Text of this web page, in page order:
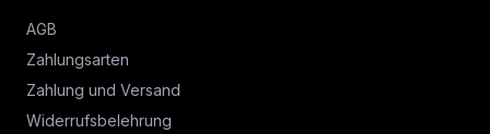
AGB
Zahlungsarten
Zahlung und Versand
Widerrufsbelehrung